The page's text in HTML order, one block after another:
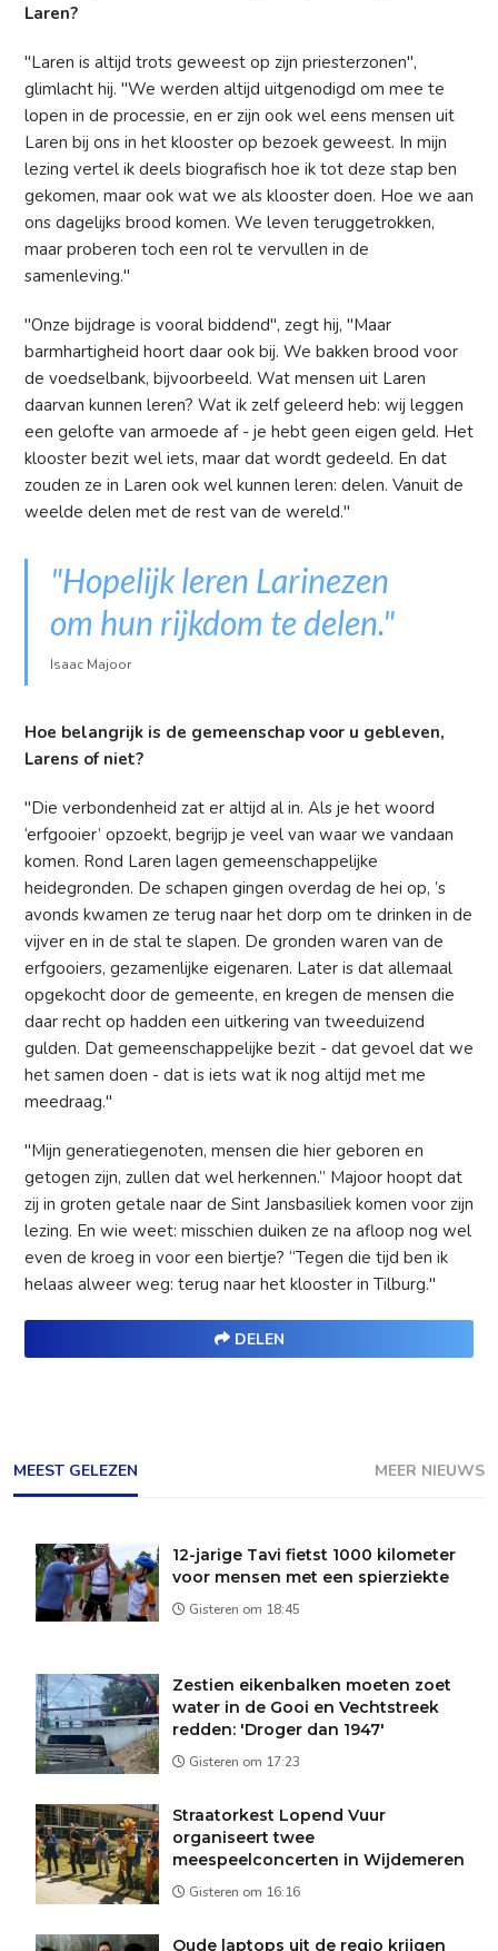
Laren?
"Laren is altijd trots geweest op zijn priesterzonen",
glimlacht hij. "We werden altijd uitgenodigd om mee te
lopen in de processie, en er zijn ook wel eens mensen uit
Laren bij ons in het klooster op bezoek geweest. In mijn
lezing vertel ik deels biografisch hoe ik tot deze stap ben
gekomen, maar ook wat we als klooster doen. Hoe we aan
ons dagelijks brood komen. We leven teruggetrokken,
maar proberen toch een rol te vervullen in de
samenleving."
"Onze bijdrage is vooral biddend", zegt hij, "Maar
barmhartigheid hoort daar ook bij. We bakken brood voor
de voedselbank, bijvoorbeeld. Wat mensen uit Laren
daarvan kunnen leren? Wat ik zelf geleerd heb: wij leggen
een gelofte van armoede af - je hebt geen eigen geld. Het
klooster bezit wel iets, maar dat wordt gedeeld. En dat
zouden ze in Laren ook wel kunnen leren: delen. Vanuit de
weelde delen met de rest van de wereld."
"Hopelijk leren Larinezen
om hun rijkdom te delen."
Isaac Majoor
Hoe belangrijk is de gemeenschap voor u gebleven,
Larens of niet?
"Die verbondenheid zat er altijd al in. Als je het woord
‘erfgooier’ opzoekt, begrijp je veel van waar we vandaan
komen. Rond Laren lagen gemeenschappelijke
heidegronden. De schapen gingen overdag de hei op, ’s
avonds kwamen ze terug naar het dorp om te drinken in de
vijver en in de stal te slapen. De gronden waren van de
erfgooiers, gezamenlijke eigenaren. Later is dat allemaal
opgekocht door de gemeente, en kregen de mensen die
daar recht op hadden een uitkering van tweeduizend
gulden. Dat gemeenschappelijke bezit - dat gevoel dat we
het samen doen - dat is iets wat ik nog altijd met me
meedraag."
"Mijn generatiegenoten, mensen die hier geboren en
getogen zijn, zullen dat wel herkennen.” Majoor hoopt dat
zij in groten getale naar de Sint Jansbasiliek komen voor zijn
lezing. En wie weet: misschien duiken ze na afloop nog wel
even de kroeg in voor een biertje? “Tegen die tijd ben ik
helaas alweer weg: terug naar het klooster in Tilburg."
DELEN
MEEST GELEZEN MEER NIEUWS
12-jarige Tavi fietst 1000 kilometer
voor mensen met een spierziekte
Gisteren om 18:45
Zestien eikenbalken moeten zoet
water in de Gooi en Vechtstreek
redden: 'Droger dan 1947'
Gisteren om 17:23
Straatorkest Lopend Vuur
organiseert twee
meespeelconcerten in Wijdemeren
Gisteren om 16:16
Oude laptops uit de regio krijgen